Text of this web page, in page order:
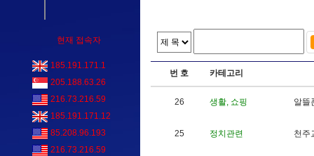
현재 접속자
185.191.171.1
205.188.63.26
216.73.216.59
185.191.171.12
85.208.96.193
216.73.216.59
번 호 카테고리
26 생활, 쇼핑 알뜰
25 정치관련 천 주